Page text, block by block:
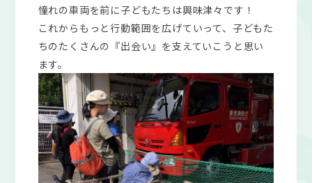
憧れの車両を前に子どもたちは興味津々です！
これからもっと行動範囲を広げていって、子どもた
ちのたくさんの『出会い』を支えていこうと思い
ます。